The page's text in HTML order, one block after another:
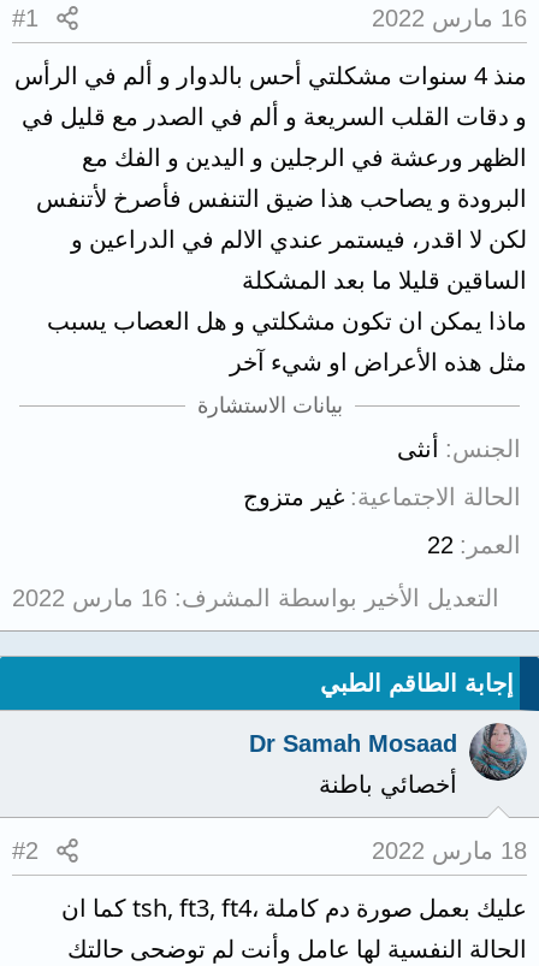
16 مارس 2022 #1
منذ 4 سنوات مشكلتي أحس بالدوار و ألم في الرأس
و دقات القلب السريعة و ألم في الصدر مع قليل في
الظهر ورعشة في الرجلين و اليدين و الفك مع
البرودة و يصاحب هذا ضيق التنفس فأصرخ لأتنفس
لكن لا اقدر، فيستمر عندي الالم في الدراعين و
الساقين قليلا ما بعد المشكلة
ماذا يمكن ان تكون مشكلتي و هل العصاب يسبب
مثل هذه الأعراض او شيء آخر
بيانات الاستشارة
الجنس
أنثى
الحالة الاجتماعية غير متزوج
العمر
22
التعديل الأخير بواسطة المشرف: 16 مارس 2022
إجابة الطاقم الطبي
Dr Samah Mosaad
أخصائي باطنة
18 مارس 2022 #2
عليك بعمل صورة دم كاملة ،tsh, ft3, ft4 كما ان
الحالة النفسية لها عامل وأنت لم توضحى حالتك